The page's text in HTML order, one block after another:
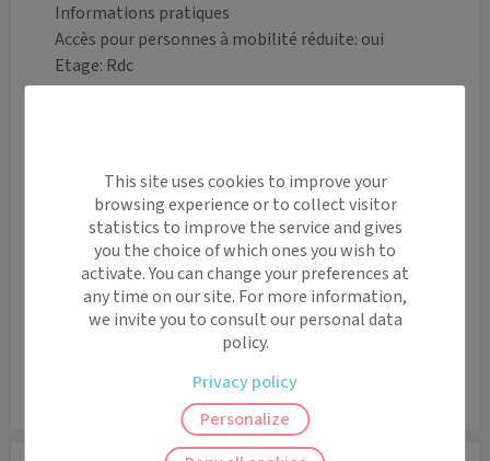
Informations pratiques
Accès pour personnes à mobilité réduite: oui
Etage: Rdc
+
Leaflet|©OpenStreetMap
This site uses cookies to improve your
browsing experience or to collect visitor
statistics to improve the service and gives
you the choice of which ones you wish to
activate. You can change your preferences at
any time on our site. For more information,
we invite you to consult our personal data
policy.
Personalize
Privacy policy